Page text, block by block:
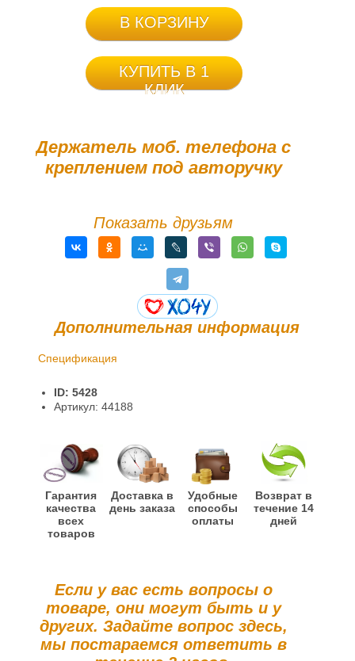
Держатель моб. телефона с
креплением под авторучку
В КОРЗИНУ
КУПИТЬ В 1
КЛИК
Показать друзьям
Дополнительная информация
Спецификация
Гарантии и возврат
ID: 5428
Артикул: 44188
Гарантия
качества
всех
товаров
Доставка в
день заказа
Удобные
способы
оплаты
Возврат в
течение 14
дней
Если у вас есть вопросы о
товаре, они могут быть и у
других. Задайте вопрос здесь,
мы постараемся ответить в